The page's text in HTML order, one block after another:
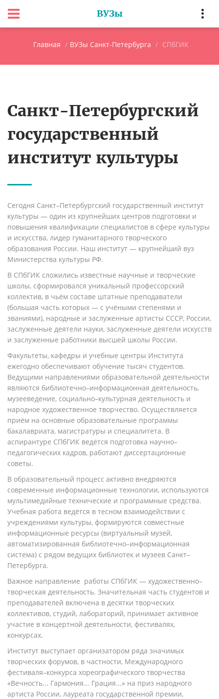
ВУЗы
Главная ВУЗы Санкт-Петербурга СПбГИК
Санкт-Петербургский
государственный
институт культуры
Сегодня Санкт–Петербургский государственный институт
культуры — один из крупнейших центров подготовки и
повышения квалификации специалистов в сфере культуры
и искусства, лидер гуманитарного творческого
образования России. Наш институт — крупнейший вуз
Министерства культуры РФ.
В СПбГИК сложились известные научные и творческие
школы, сформировался уникальный профессорский
коллектив, в чьём составе штатные преподаватели
(большая часть которых — с учёными степенями и
званиями), народные и заслуженные артисты СССР, России,
заслуженные деятели науки, заслуженные деятели искусств
и заслуженные работники высшей школы России.
Факультеты, кафедры и учебные центры Института
ежегодно обеспечивают обучение тысяч студентов.
Ведущими направлениями образовательной деятельности
являются библиотечно–информационная деятельность,
музееведение, социально–культурная деятельность и
народное художественное творчество. Осуществляется
приём на основные образовательные программы
бакалавриата, магистратуры и специалитета. В
аспирантуре СПбГИК ведётся подготовка научно–
педагогических кадров, работают диссертационные
советы.
В образовательный процесс активно внедряются
современные информационные технологии, используются
мультимедийные технические и программные средства.
Учебная работа ведётся в тесном взаимодействии с
учреждениями культуры, формируются совместные
информационные ресурсы (виртуальный музей,
автоматизированная библиотечно–информационная
система) с рядом ведущих библиотек и музеев Санкт–
Петербурга.
Важное направление работы СПбГИК — художественно–
творческая деятельность. Значительная часть студентов и
преподавателей включена в десятки творческих
коллективов, студий, лабораторий, принимает активное
участие в концертной деятельности, фестивалях,
конкурсах.
Институт выступает организатором ряда значимых
творческих форумов, в частности, Международного
фестиваля–конкурса хореографического творчества
«Вечность... Гармония... Грация...» на приз народного
артиста России, лауреата государственной премии,